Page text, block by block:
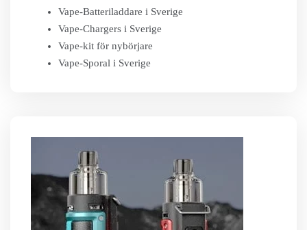
Vape-Batteriladdare i Sverige
Vape-Chargers i Sverige
Vape-kit för nybörjare
Vape-Sporal i Sverige